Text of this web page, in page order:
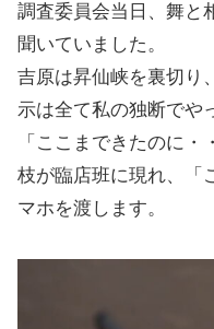
調査委員会当日、舞と
聞いていました。
吉原は昇仙峡を裏切り
示は全て私の独断でや
「ここまできたのに
枝が臨店班に現れ、「
マホを渡します。